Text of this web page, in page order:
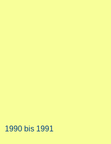
1990 bis 1991